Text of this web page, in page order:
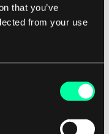
that you’ve
from your use
avfall og
kan sensorer